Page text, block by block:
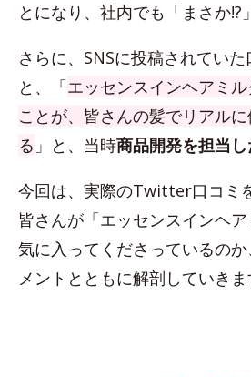
とになり、社内でも「まさか!?
さらに、SNSに投稿されてい
と、「エッセンスインヘアミ
ことが、皆さんの髪でリアル
る 」と、当時商品開発を担当
今回は、実際のTwitter口コミ
皆さんが「エッセンスインヘ
気に入ってくださっているの
メントとともに解剖していきま